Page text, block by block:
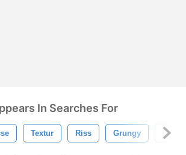
In Searches For
Textur Riss Grungy Rissig